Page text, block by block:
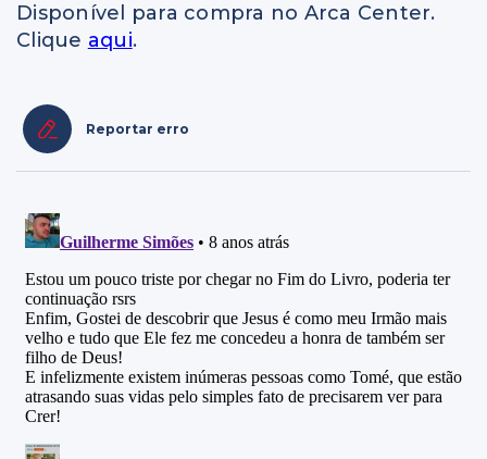
Disponível para compra no Arca Center.
Clique aqui.
Reportar erro